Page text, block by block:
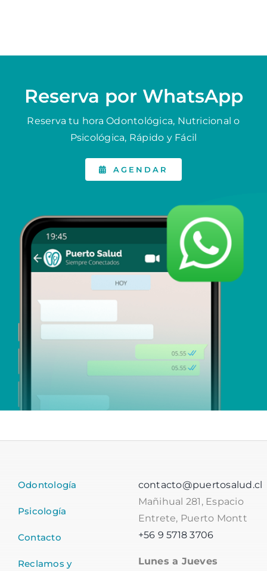
Reserva por WhatsApp
Reserva tu hora Odontológica, Nutricional o
Psicológica, Rápido y Fácil
AGENDAR
Odontología
Psicología
Contacto
Reclamos y
contacto@puertosalud.cl
Mañihual 281, Espacio
Entrete, Puerto Montt
+56 9 5718 3706
Lunes a Jueves